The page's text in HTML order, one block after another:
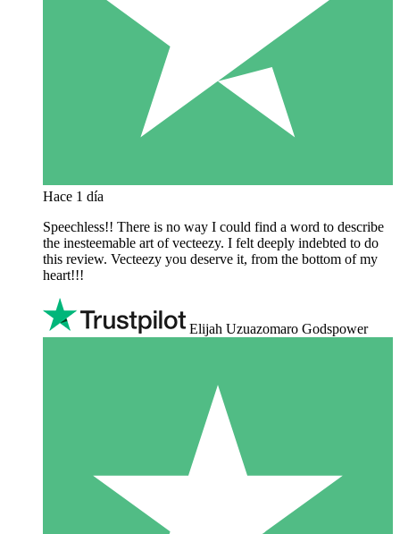
Hace 1 día
Speechless!! There is no way I could find a word to describe
the inesteemable art of vecteezy. I felt deeply indebted to do
this review. Vecteezy you deserve it, from the bottom of my
heart!!!
Elijah Uzuazomaro Godspower